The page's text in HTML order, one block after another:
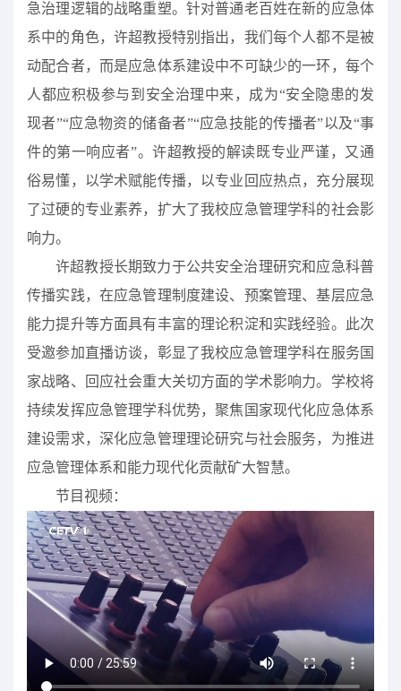
急治理逻辑的战略重塑。针对普通老百姓在新的应急体
系中的角色，许超教授特别指出，我们每个人都不是被
动配合者，而是应急体系建设中不可缺少的一环，每个
人都应积极参与到安全治理中来，成为“安全隐患的发
现者”“应急物资的储备者”“应急技能的传播者”以及“事
件的第一响应者”。许超教授的解读既专业严谨，又通
俗易懂，以学术赋能传播，以专业回应热点，充分展现
了过硬的专业素养，扩大了我校应急管理学科的社会影
响力。
许超教授长期致力于公共安全治理研究和应急科普
传播实践，在应急管理制度建设、预案管理、基层应急
能力提升等方面具有丰富的理论积淀和实践经验。此次
受邀参加直播访谈，彰显了我校应急管理学科在服务国
家战略、回应社会重大关切方面的学术影响力。学校将
持续发挥应急管理学科优势，聚焦国家现代化应急体系
建设需求，深化应急管理理论研究与社会服务，为推进
应急管理体系和能力现代化贡献矿大智慧。
节目视频：